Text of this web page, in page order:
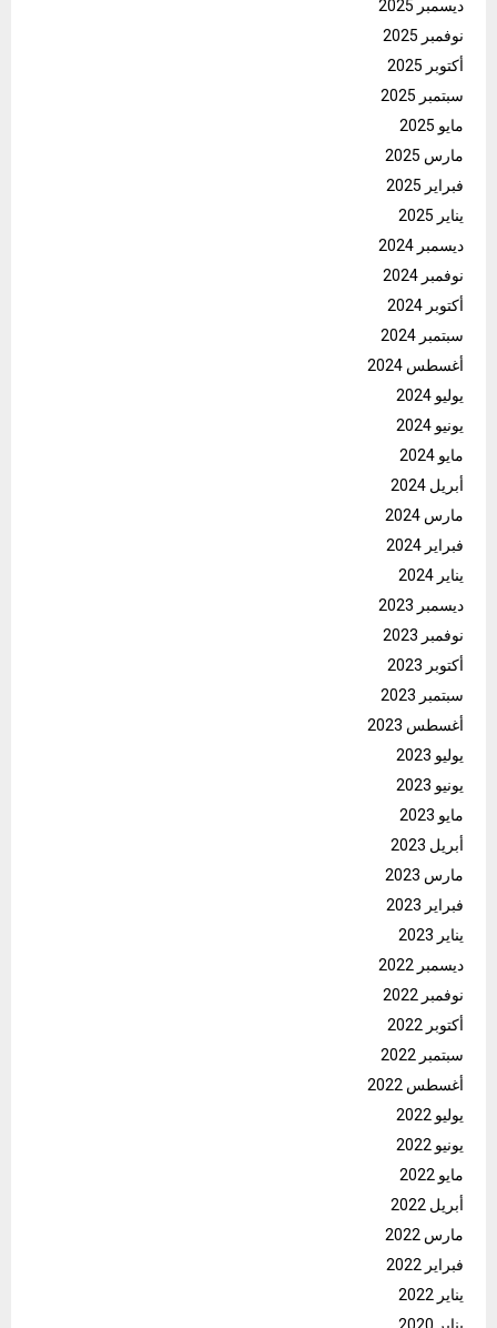
ديسمبر 2025
نوفمبر 2025
أكتوبر 2025
سبتمبر 2025
مايو 2025
مارس 2025
فبراير 2025
يناير 2025
ديسمبر 2024
نوفمبر 2024
أكتوبر 2024
سبتمبر 2024
أغسطس 2024
يوليو 2024
يونيو 2024
مايو 2024
أبريل 2024
مارس 2024
فبراير 2024
يناير 2024
ديسمبر 2023
نوفمبر 2023
أكتوبر 2023
سبتمبر 2023
أغسطس 2023
يوليو 2023
يونيو 2023
مايو 2023
أبريل 2023
مارس 2023
فبراير 2023
يناير 2023
ديسمبر 2022
نوفمبر 2022
أكتوبر 2022
سبتمبر 2022
أغسطس 2022
يوليو 2022
يونيو 2022
مايو 2022
أبريل 2022
مارس 2022
فبراير 2022
يناير 2022
يناير 2020